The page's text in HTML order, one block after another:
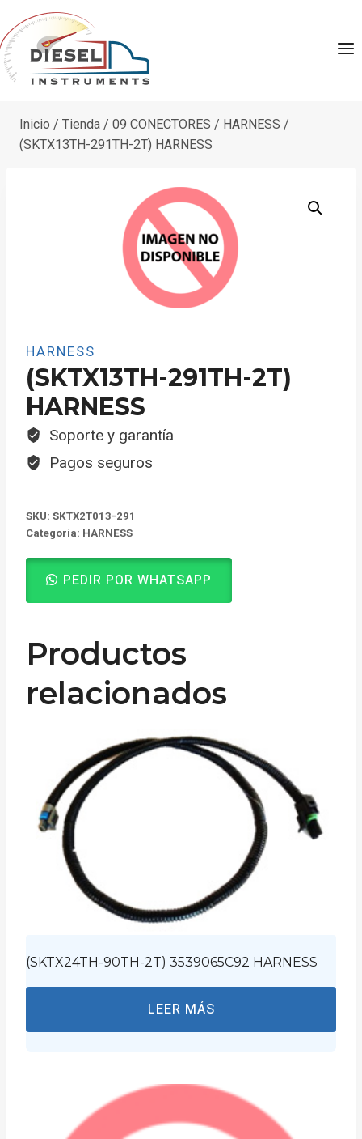
Saltar
al
contenido
Inicio / Tienda / 09 CONECTORES / HARNESS /
(SKTX13TH-291TH-2T) HARNESS
HARNESS
(SKTX13TH-291TH-2T)
HARNESS
Soporte y garantía
Pagos seguros
SKU: SKTX2T013-291
Categoría: HARNESS
PEDIR POR WHATSAPP
Productos
relacionados
(SKTX24TH-90TH-2T) 3539065C92 HARNESS
LEER MÁS